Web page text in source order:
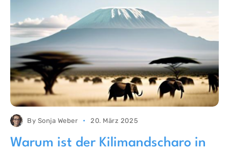
By Sonja Weber 20. März 2025
Warum ist der Kilimandscharo in